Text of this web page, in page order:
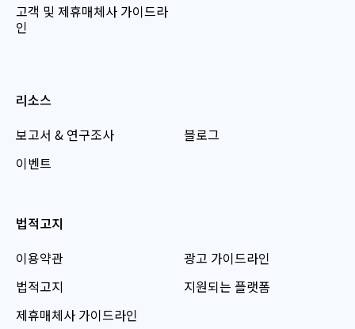
고객 및 제휴매체사 가이드라
인
리소스
보고서 & 연구조사
이벤트
블로그
법적고지
이용약관
법적고지
제휴매체사 가이드라인
광고 가이드라인
지원되는 플랫폼